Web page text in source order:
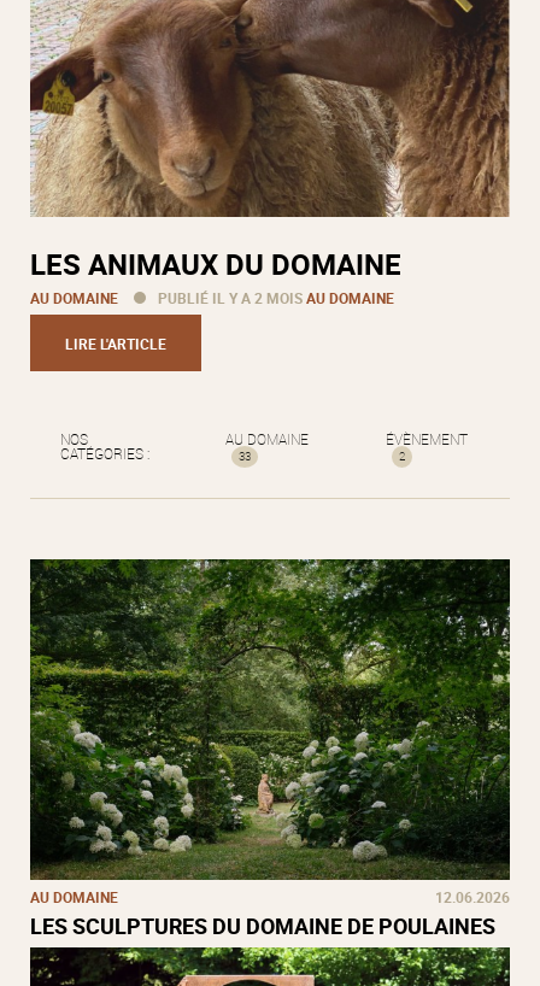
LES ANIMAUX DU DOMAINE
AU DOMAINE PUBLIÉ IL Y A 2 MOISAU DOMAINE
LIRE L'ARTICLE
NOS
CATÉGORIES :
AU DOMAINE
33
ÉVÈNEMENT
2
AU DOMAINE 12.06.2026
LES SCULPTURES DU DOMAINE DE POULAINES